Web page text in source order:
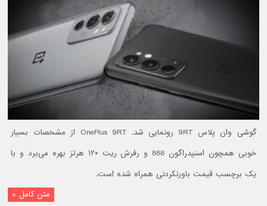
گوشی وان پلاس 9RT رونمایی شد. OnePlus 9RT از مشخصات بسیار
خوبی همچون اسنپدراگون 888 و رفرش ریت ۱۲۰ هرتز بهره می‌برد و با
یک برچسب قیمت باورنکردنی همراه شده است.
متن کامل »